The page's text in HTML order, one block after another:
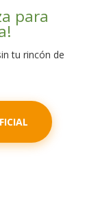
para
tu rincón de